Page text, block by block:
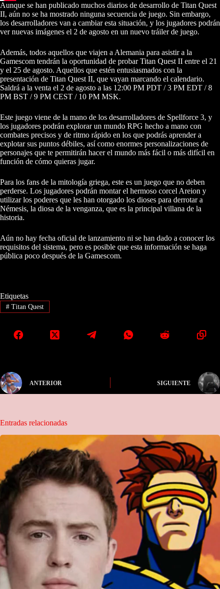
Aunque se han publicado muchos diarios de desarrollo de Titan Quest
II, aún no se ha mostrado ninguna secuencia de juego. Sin embargo,
los desarrolladores van a cambiar esta situación, y los jugadores podrán
ver nuevas imágenes el 2 de agosto en un nuevo tráiler de juego.
Además, todos aquellos que viajen a Alemania para asistir a la
Gamescom tendrán la oportunidad de probar Titan Quest II entre el 21
y el 25 de agosto. Aquellos que estén entusiasmados con la
presentación de Titan Quest II, que vayan marcando el calendario.
Saldrá a la venta el 2 de agosto a las 12:00 PM PDT / 3 PM EDT / 8
PM BST / 9 PM CEST / 10 PM MSK.
Este juego viene de la mano de los desarrolladores de Spellforce 3, y
los jugadores podrán explorar un mundo RPG hecho a mano con
combates precisos y de ritmo rápido en los que podrás aprender a
explotar sus puntos débiles, así como enormes personalizaciones de
personajes que te permitirán hacer el mundo más fácil o más difícil en
función de cómo quieras jugar.
Para los fans de la mitología griega, este es un juego que no deben
perderse. Los jugadores podrán montar el hermoso corcel Areion y
utilizar los poderes que les han otorgado los dioses para derrotar a
Némesis, la diosa de la venganza, que es la principal villana de la
historia.
Aún no hay fecha oficial de lanzamiento ni se han dado a conocer los
requisitos del sistema, pero es posible que esta información se haga
pública poco después de la Gamescom.
Etiquetas
#Titan Quest
ANTERIOR SIGUIENTE
Entradas relacionadas